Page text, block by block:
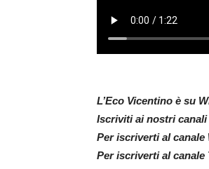
L’Eco Vicentino è su
Iscriviti ai nostri
Per iscriverti al canale
Per iscriverti al canale